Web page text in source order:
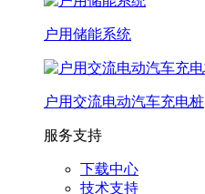
户用储能系统
户用交流电动汽车充电桩
服务支持
下载中心
技术支持